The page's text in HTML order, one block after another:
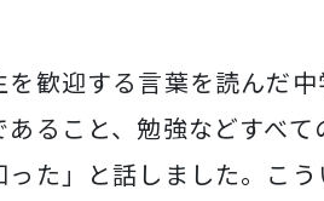
歓迎する言葉を読んだ中
あること、勉強などすべ
った」と話しました。こ